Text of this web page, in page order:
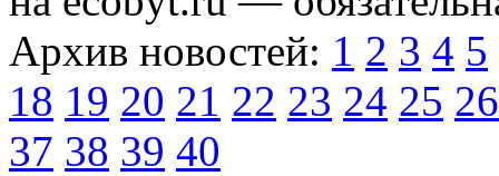
Архив новостей: 1 2 3 4 5
18 19 20 21 22 23 24 25 26
37 38 39 40